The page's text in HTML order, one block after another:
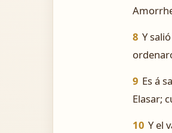
8 Y
9 Es á
Elasar;
10 Y el